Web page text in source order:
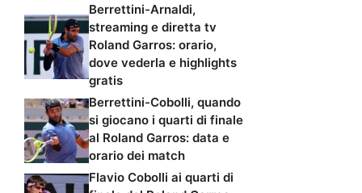
Berrettini-Arnaldi,
streaming e diretta tv
Roland Garros: orario,
dove vederla e highlights
gratis
Berrettini-Cobolli, quando
si giocano i quarti di finale
al Roland Garros: data e
orario dei match
Flavio Cobolli ai quarti di